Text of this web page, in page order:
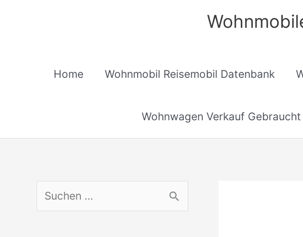
Home Wohnmobil Reisemobil Datenbank
Wohnwagen Verkauf Gebraucht
u